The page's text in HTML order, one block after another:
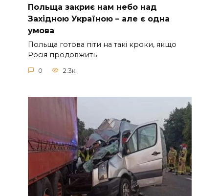
Польща закриє нам небо над
Західною Україною – але є одна
умова
Польща готова піти на такі кроки, якщо
Росія продовжить
0 2.3к.